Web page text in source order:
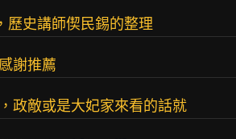
歷史講師偰民錫的整理
謝推薦
政敵或是大妃家來看的話就